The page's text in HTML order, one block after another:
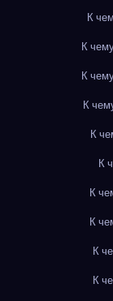
К
К
К
К
К
К
К
К
К
К